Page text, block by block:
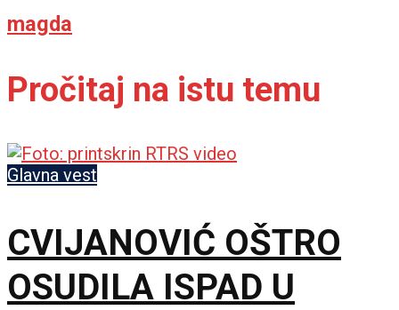
magda
Pročitaj na istu temu
Glavna vest
CVIJANOVIĆ OŠTRO
OSUDILA ISPAD U